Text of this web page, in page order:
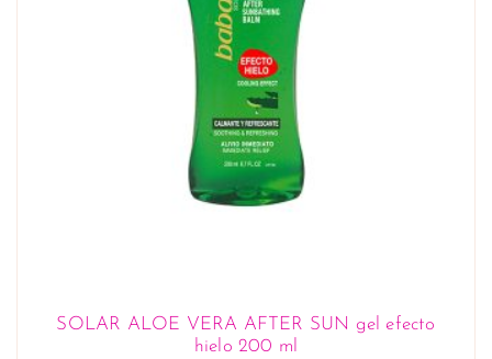
SOLAR ALOE VERA AFTER SUN gel efecto
hielo 200 ml